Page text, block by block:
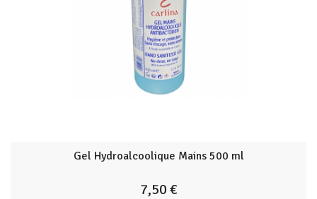
Gel Hydroalcoolique Mains 500 ml
7,50 €